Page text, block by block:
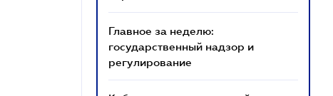
Главное за неделю:
государственный надзор и
регулирование